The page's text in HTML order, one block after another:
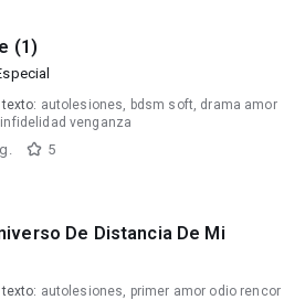
(1)
autolesiones, bdsm soft, drama amor
venganza
5
De Distancia De Mi
autolesiones, primer amor odio rencor